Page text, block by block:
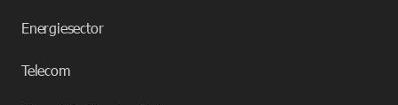
Energiesector
Telecom